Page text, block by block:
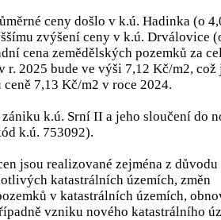
ceny došlo v k.ú. Hadinka (o
zvýšení ceny v k.ú. Drválovice
cena zemědělských pozemků za
r. 2025 bude ve výši 7,12 Kč/m2, což
7,13 Kč/m2 v roce 2024.
k.ú. Srní II a jeho sloučení do
k.ú. 753092).
jsou realizované zejména z důvodu
katastrálních územích, změn
v katastrálních územích,
vzniku nového katastrálního